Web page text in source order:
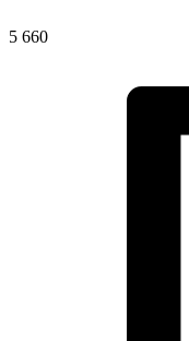
5 660